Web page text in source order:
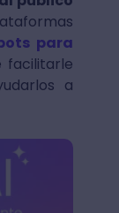
para
facilitarle
a